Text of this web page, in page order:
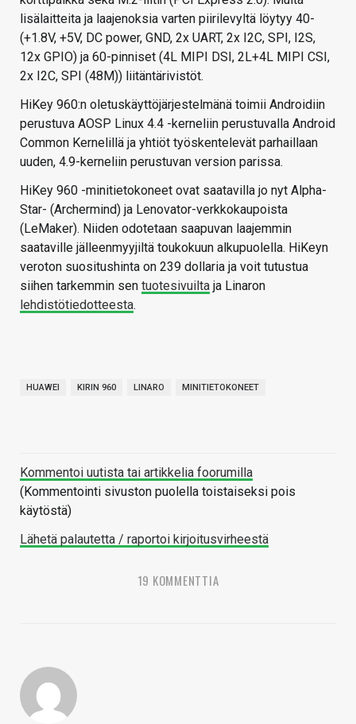
lisälaitteita ja laajenoksia varten piirilevyltä löytyy 40-
(+1.8V, +5V, DC power, GND, 2x UART, 2x I2C, SPI, I2S,
12x GPIO) ja 60-pinniset (4L MIPI DSI, 2L+4L MIPI CSI,
2x I2C, SPI (48M)) liitäntärivistöt.
HiKey 960:n oletuskäyttöjärjestelmänä toimii Androidiin
perustuva AOSP Linux 4.4 -kerneliin perustuvalla Android
Common Kernelillä ja yhtiöt työskentelevät parhaillaan
uuden, 4.9-kerneliin perustuvan version parissa.
HiKey 960 -minitietokoneet ovat saatavilla jo nyt Alpha-
Star- (Archermind) ja Lenovator-verkkokaupoista
(LeMaker). Niiden odotetaan saapuvan laajemmin
saataville jälleenmyyjiltä toukokuun alkupuolella. HiKeyn
veroton suositushinta on 239 dollaria ja voit tutustua
siihen tarkemmin sen tuotesivuilta ja Linaron
lehdistötiedotteesta.
HUAWEI KIRIN 960 LINARO MINITIETOKONEET
Kommentoi uutista tai artikkelia foorumilla
(Kommentointi sivuston puolella toistaiseksi pois
käytöstä)
Lähetä palautetta / raportoi kirjoitusvirheestä
19 KOMMENTTIA